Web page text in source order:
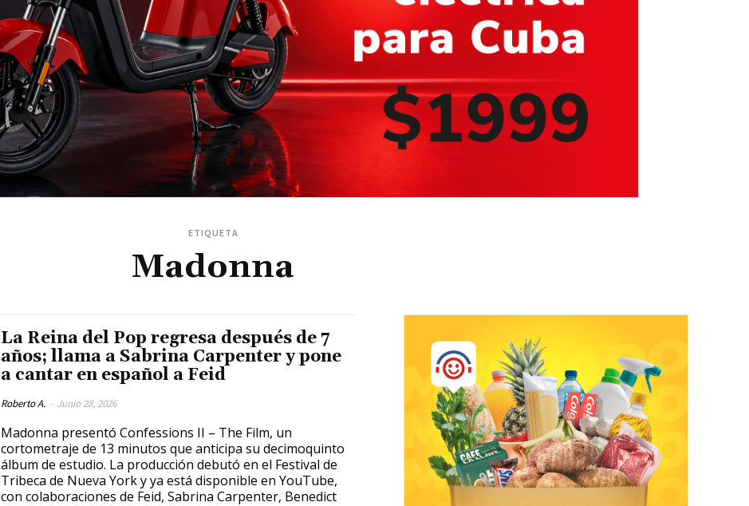
ETIQUETA
Madonna
La Reina del Pop regresa después de 7
años; llama a Sabrina Carpenter y pone
a cantar en español a Feid
Roberto A. - Junio 28, 2026
Madonna presentó Confessions II – The Film, un
cortometraje de 13 minutos que anticipa su decimoquinto
álbum de estudio. La producción debutó en el Festival de
Tribeca de Nueva York y ya está disponible en YouTube,
con colaboraciones de Feid, Sabrina Carpenter, Benedict